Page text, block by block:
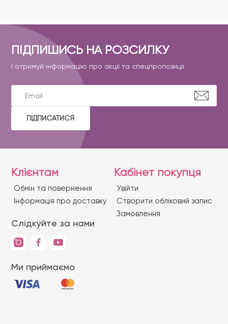
ПІДПИШИСЬ НА РОЗСИЛКУ
І отримуй інформацію про акції та спецпропозиції
ПІДПИСАТИСЯ
Клієнтам
Обмін та повернення
Iнформація про доставку
Слідкуйте за нами
Ми приймаємо
Кабінет покупця
Увійти
Створити обліковий запис
Замовлення